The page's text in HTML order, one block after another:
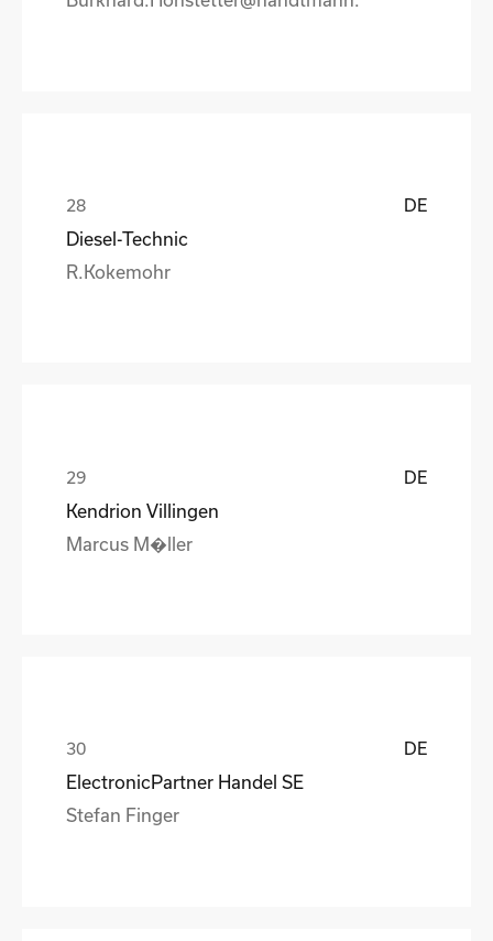
DE
Diesel-Technic
R.Kokemohr
DE
Kendrion Villingen
Marcus M�ller
DE
ElectronicPartner Handel SE
Stefan Finger